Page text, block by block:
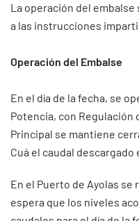
La operación del
a las instrucciones
Operación del Embalse
En el día de la fecha, se
Potencia, con Regulación
Principal se mantiene
Cuá el caudal descargado
En el Puerto de Ayolas se
espera que los niveles